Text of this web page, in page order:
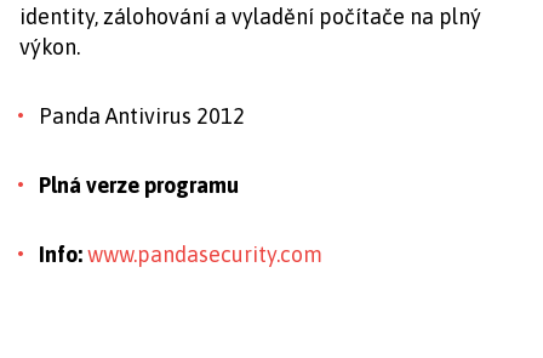
identity, zálohování a vyladění počítače na plný
výkon.
Panda Antivirus 2012
Plná verze programu
Info:www.pandasecurity.com